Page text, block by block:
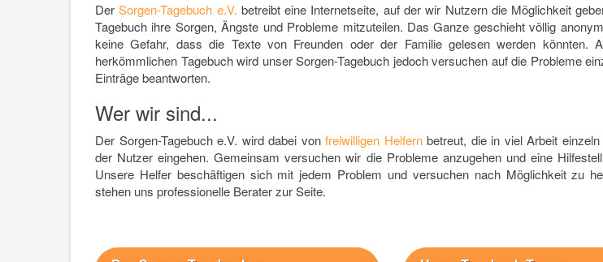
DerSorgen-Tagebuch e.V. betreibt eine Internetseite, auf der wir Nutzern die Möglichkeit
Tagebuch ihre Sorgen, Ängste und Probleme mitzuteilen. Das Ganze geschieht völlig
keine Gefahr, dass die Texte von Freunden oder der Familie gelesen werden könnten.
herkömmlichen Tagebuch wird unser Sorgen-Tagebuch jedoch versuchen auf die Probleme
Einträge beantworten.
Wer wir sind...
Der Sorgen-Tagebuch e.V. wird dabei von freiwilligen Helfernbetreut, die in viel Arbeit einzeln
der Nutzer eingehen. Gemeinsam versuchen wir die Probleme anzugehen und eine
Unsere Helfer beschäftigen sich mit jedem Problem und versuchen nach Möglichkeit zu
stehen uns professionelle Berater zur Seite.